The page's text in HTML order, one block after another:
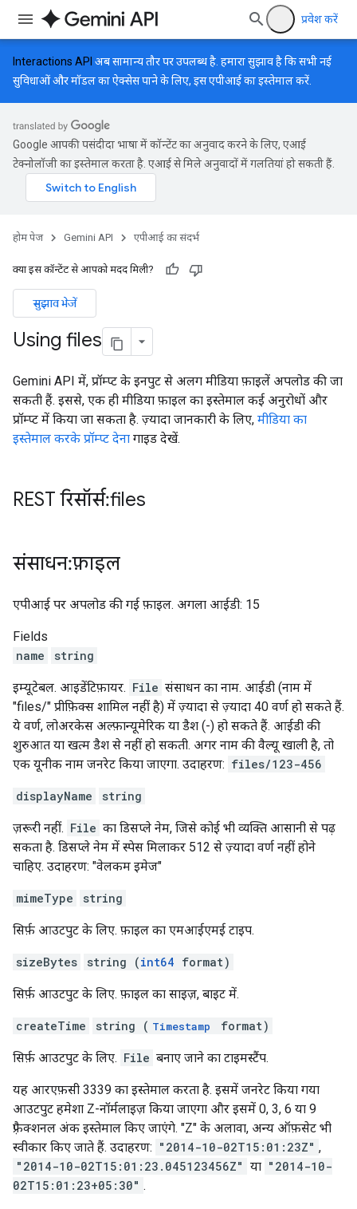
प्रवेश करें
Interactions API अब सामान्य तौर पर उपलब्ध है. हमारा सुझाव है कि सभी नई
सुविधाओं और मॉडल का ऐक्सेस पाने के लिए, इस एपीआई का इस्तेमाल करें.
Google आपकी पसंदीदा भाषा में कॉन्टेंट का अनुवाद करने के लिए, एआई
टेक्नोलॉजी का इस्तेमाल करता है. एआई से मिले अनुवादों में गलतियां हो सकती हैं.
होम पेज Gemini API एपीआई का संदर्भ
क्या इस कॉन्टेंट से आपको मदद मिली?
सुझाव भेजें
Using files
Gemini API में, प्रॉम्प्ट के इनपुट से अलग मीडिया फ़ाइलें अपलोड की जा
सकती हैं. इससे, एक ही मीडिया फ़ाइल का इस्तेमाल कई अनुरोधों और
प्रॉम्प्ट में किया जा सकता है. ज़्यादा जानकारी के लिए, मीडिया का
इस्तेमाल करके प्रॉम्प्ट देना गाइड देखें.
REST रिसॉर्स: files
संसाधन: फ़ाइल
एपीआई पर अपलोड की गई फ़ाइल. अगला आईडी: 15
Fields
name
string
इम्यूटेबल. आइडेंटिफ़ायर. File संसाधन का नाम. आईडी (नाम में
"files/" प्रीफ़िक्स शामिल नहीं है) में ज़्यादा से ज़्यादा 40 वर्ण हो सकते हैं.
ये वर्ण, लोअरकेस अल्फ़ान्यूमेरिक या डैश (-) हो सकते हैं. आईडी की
शुरुआत या खत्म डैश से नहीं हो सकती. अगर नाम की वैल्यू खाली है, तो
एक यूनीक नाम जनरेट किया जाएगा. उदाहरण: files/123-456
displayName string
ज़रूरी नहीं. File का डिसप्ले नेम, जिसे कोई भी व्यक्ति आसानी से पढ़
सकता है. डिसप्ले नेम में स्पेस मिलाकर 512 से ज़्यादा वर्ण नहीं होने
चाहिए. उदाहरण: "वेलकम इमेज"
mimeType string
सिर्फ़ आउटपुट के लिए. फ़ाइल का एमआईएमई टाइप.
sizeBytes string (int64 format)
सिर्फ़ आउटपुट के लिए. फ़ाइल का साइज़, बाइट में.
createTime string ( Timestamp format)
सिर्फ़ आउटपुट के लिए. File बनाए जाने का टाइमस्टैंप.
यह आरएफ़सी 3339 का इस्तेमाल करता है. इसमें जनरेट किया गया
आउटपुट हमेशा Z-नॉर्मलाइज़ किया जाएगा और इसमें 0, 3, 6 या 9
फ़्रैक्शनल अंक इस्तेमाल किए जाएंगे. "Z" के अलावा, अन्य ऑफ़सेट भी
स्वीकार किए जाते हैं. उदाहरण: "2014-10-02T15:01:23Z" ,
"2014-10-02T15:01:23.045123456Z" या "2014-10-
02T15:01:23+05:30" .